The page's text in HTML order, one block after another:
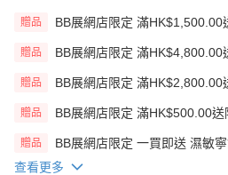
贈品
BB展網店限定 滿HK$1,500.00
贈品
BB展網店限定 滿
贈品
BB展網店限定 滿HK$2,800.00
贈品
BB展網店限定 滿HK$500.00
贈品
BB展網店限定 一買即送 濕敏
X2 包(贈品)(送完即止)
查看更多